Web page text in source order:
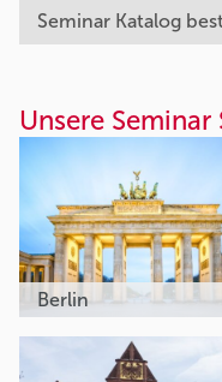
Seminar Katalog
Unsere Seminar
Berlin